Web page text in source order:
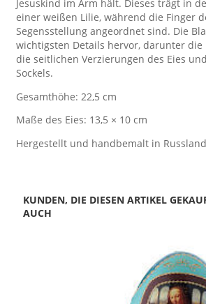
Jesuskind im Arm hält. Dieses trägt in
einer weißen Lilie, während die Finger
Segensstellung angeordnet sind. Die
wichtigsten Details hervor, darunter die
die seitlichen Verzierungen des Eies
Sockels.
Gesamthöhe: 22,5 cm
Maße des Eies: 13,5 × 10 cm
Hergestellt und handbemalt in
KUNDEN, DIE DIESEN ARTIKEL
AUCH